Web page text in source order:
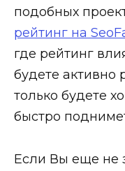
подобных
рейтинг на
где рейтинг
будете активно
только будете
быстро
Если Вы еще не